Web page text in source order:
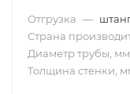
Отгрузка —
Страна
Диаметр трубы, мм
Толщина стенки,